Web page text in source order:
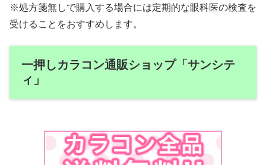
※処方箋無しで購入する場合には定期的な眼科医の検査を
受けることをおすすめします。
一押しカラコン通販ショップ「サンシテ
ィ」